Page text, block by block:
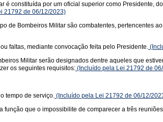
é constituída por um oficial superior como Presidente,
21792 de 06/12/2023)
de Bombeiros Militar são combatentes, pertencentes
faltas, mediante convocação feita pelo Presidente.
Militar serão designados dentre aqueles que
os seguintes requisitos: (Incluído pela Lei 21792 de
tempo de serviço. (Incluído pela Lei 21792 de 06/12/
que o impossibilite de comparecer a três